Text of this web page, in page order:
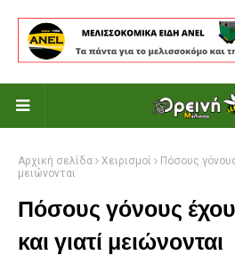
Αρχική σελίδα Χειρισμοί
Πόσους
μειώνονται
Πόσους γόνους
και γιατί μειώνονται